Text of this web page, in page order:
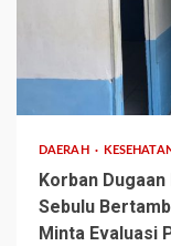
3 min read
DAERAH
Korban
Sebulu
Minta Evaluasi